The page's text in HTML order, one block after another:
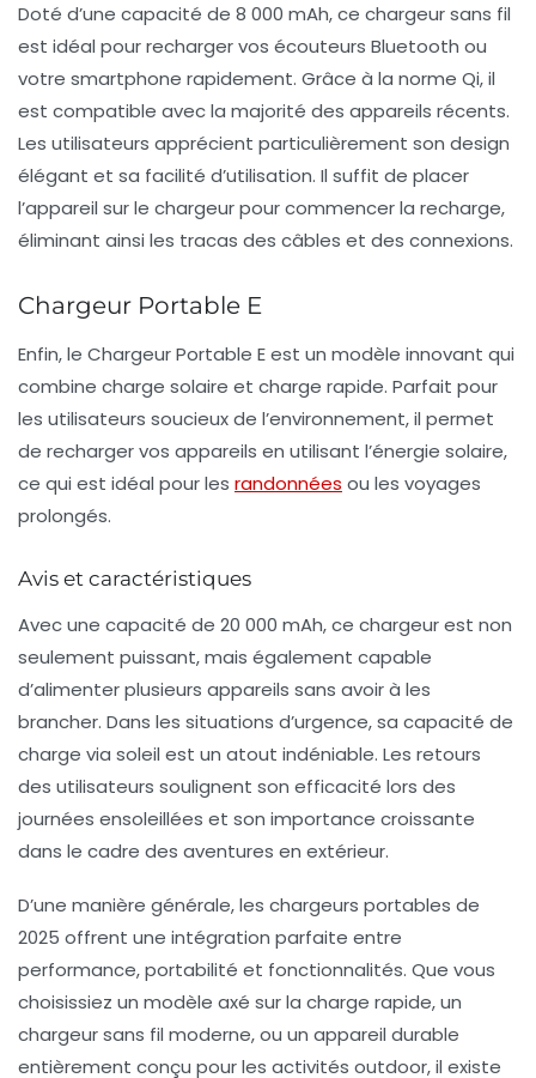
Doté d’une capacité de 8 000 mAh, ce chargeur sans fil
est idéal pour recharger vos écouteurs Bluetooth ou
votre smartphone rapidement. Grâce à la norme Qi, il
est compatible avec la majorité des appareils récents.
Les utilisateurs apprécient particulièrement son design
élégant et sa facilité d’utilisation. Il suffit de placer
l’appareil sur le chargeur pour commencer la recharge,
éliminant ainsi les tracas des câbles et des connexions.
Chargeur Portable E
Enfin, le Chargeur Portable E est un modèle innovant qui
combine charge solaire et charge rapide. Parfait pour
les utilisateurs soucieux de l’environnement, il permet
de recharger vos appareils en utilisant l’énergie solaire,
ce qui est idéal pour les randonnées ou les voyages
prolongés.
Avis et caractéristiques
Avec une capacité de 20 000 mAh, ce chargeur est non
seulement puissant, mais également capable
d’alimenter plusieurs appareils sans avoir à les
brancher. Dans les situations d’urgence, sa capacité de
charge via soleil est un atout indéniable. Les retours
des utilisateurs soulignent son efficacité lors des
journées ensoleillées et son importance croissante
dans le cadre des aventures en extérieur.
D’une manière générale, les chargeurs portables de
2025 offrent une intégration parfaite entre
performance, portabilité et fonctionnalités. Que vous
choisissiez un modèle axé sur la charge rapide, un
chargeur sans fil moderne, ou un appareil durable
entièrement conçu pour les activités outdoor, il existe